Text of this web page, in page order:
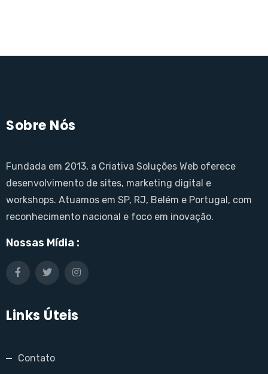
Sobre Nós
Fundada em 2013, a Criativa Soluções Web oferece
desenvolvimento de sites, marketing digital e
workshops. Atuamos em SP, RJ, Belém e Portugal, com
reconhecimento nacional e foco em inovação.
Nossas Mídia :
Links Úteis
Contato